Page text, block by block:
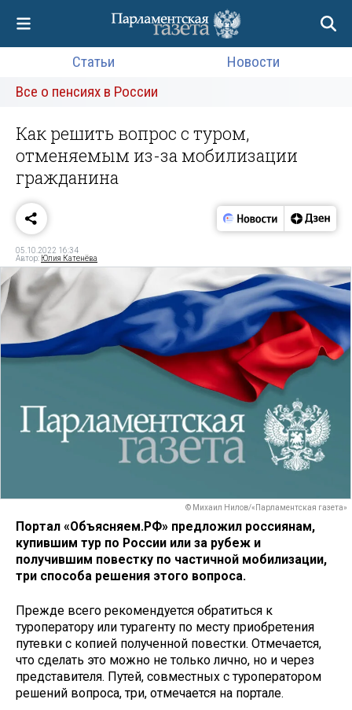
Статьи
Новости
Все о пенсиях в России
Как решить вопрос с туром,
отменяемым из-за мобилизации
гражданина
05.10.2022 16:34
Автор: Юлия Катенёва
© Михаил Нилов/«Парламентская газета»
Портал «Объясняем.РФ» предложил россиянам,
купившим тур по России или за рубеж и
получившим повестку по частичной мобилизации,
три способа решения этого вопроса.
Прежде всего рекомендуется обратиться к
туроператору или турагенту по месту приобретения
путевки с копией полученной повестки. Отмечается,
что сделать это можно не только лично, но и через
представителя. Путей, совместных с туроператором
решений вопроса, три, отмечается на портале.